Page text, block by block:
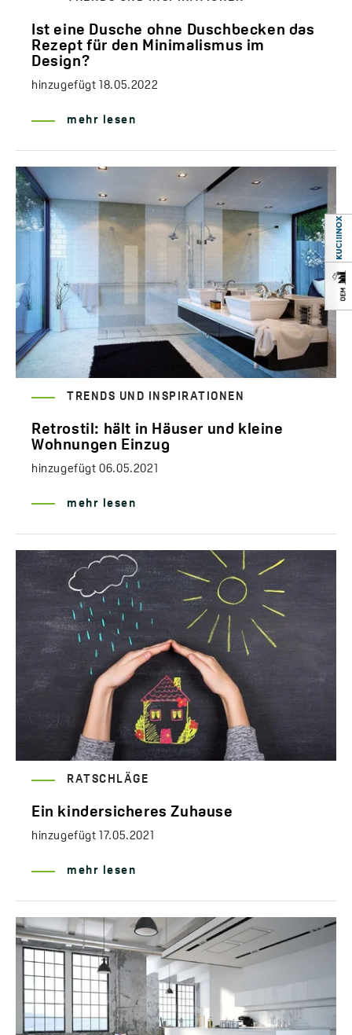
Ist eine Dusche ohne Duschbecken das
Rezept für den Minimalismus im
Design?
hinzugefügt 18.05.2022
mehr lesen
TRENDS UND INSPIRATIONEN
Retrostil: hält in Häuser und kleine
Wohnungen Einzug
hinzugefügt06.05.2021
mehr lesen
RATSCHLÄGE
Ein kindersicheres Zuhause
hinzugefügt 17.05.2021
mehr lesen